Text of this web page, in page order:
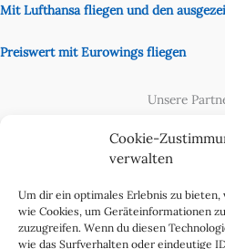
Cookie-
verwalten
Um dir ein optimales Erlebnis zu
wie Cookies, um Geräteinformationen
zuzugreifen. Wenn du diesen
wie das Surfverhalten oder eindeutige
Mit Lufthansa fliegen und den
Preiswert mit Eurowings fliegen
Unsere